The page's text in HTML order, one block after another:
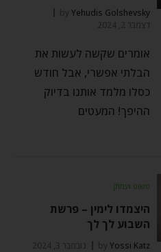
byYehudis Golshevsky
דצמבר 2, 2024
אומרים שקשה לעשות את
הבלתי אפשרי, אבל חודש
כסלו מלמד אותנו בדיוק
ההיפך! המעטים
פשוט ועמוק
היצמדו לימין – פרשת
השבוע לך לך
byYossi Katz נובמבר 3, 2024